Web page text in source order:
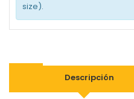
size).
Descripción